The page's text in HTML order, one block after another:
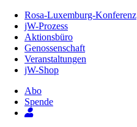
Inhalt
Seite
Rosa-Luxemburg-Konferenz
jW-Prozess
Aktionsbüro
Genossenschaft
Veranstaltungen
jW-Shop
Abo
Spende